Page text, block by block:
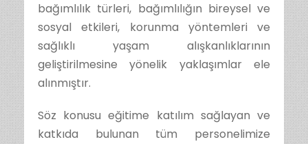
bağımlılık türleri, bağımlılığın bireysel ve
sosyal etkileri, korunma yöntemleri ve
sağlıklı yaşam alışkanlıklarının
geliştirilmesine yönelik yaklaşımlar ele
alınmıştır.
Söz konusu eğitime katılım sağlayan ve
katkıda bulunan tüm personelimize